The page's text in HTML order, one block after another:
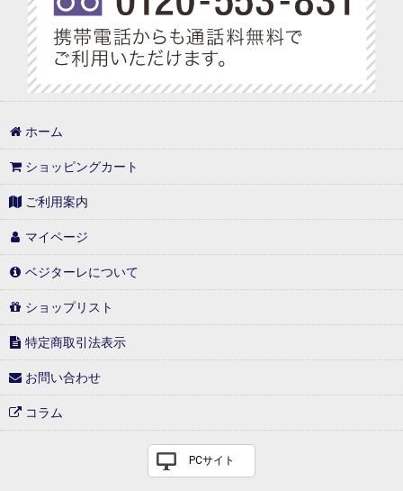
ホーム
ショッピングカート
ご利用案内
マイページ
ベジターレについて
ショップリスト
特定商取引法表示
お問い合わせ
コラム
PCサイト